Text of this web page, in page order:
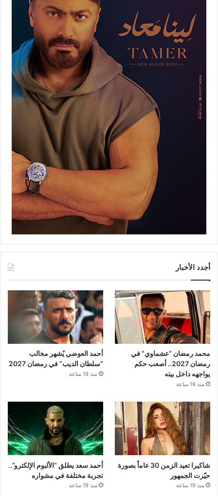
أجدد الأخبار
محمد رمضان “عشماوي” في
رمضان 2027.. أصعب حكم
يواجهه داخل بيته
منذ 19 ساعة
أحمد العوضي يُشهر مخالب
“سلطان الديب” في رمضان 2027
منذ 19 ساعة
شاكيرا تعيد الزمن 30 عاماً بصورة
حيّرت الجمهور
منذ 19 ساعة
أحمد سعد يطلق “الألبوم الإلكترو”..
تجربة مختلفة في مشواره
منذ 19 ساعة